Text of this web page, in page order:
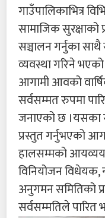
गाउँपालिकाभित्र
सामाजिक सुरक्षाको
सञ्चालन गर्नुका
व्यवस्था गरिने
आगामी आवको
सर्वसम्मत रुपमा
जनाएको छ ।यसका
प्रस्तुत गर्नुभएको
हालसम्मको
विनियोजन विधेयक,
अनुगमन समितिको
सर्वसम्मतिले पारित